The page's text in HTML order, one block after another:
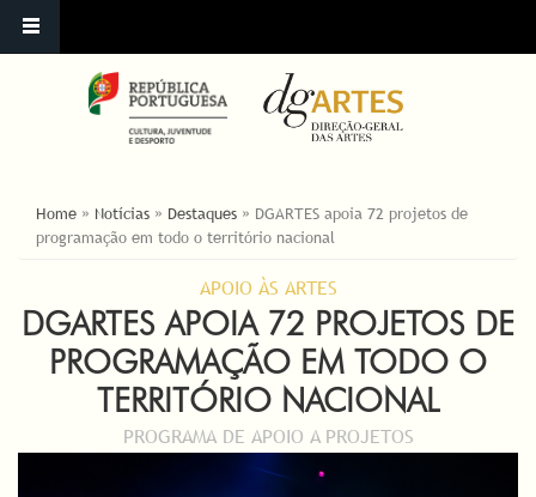
YOU ARE HERE
Home » Notícias » Destaques » DGARTES apoia 72 projetos de
programação em todo o território nacional
APOIO ÀS ARTES
DGARTES APOIA 72 PROJETOS DE
PROGRAMAÇÃO EM TODO O
TERRITÓRIO NACIONAL
PROGRAMA DE APOIO A PROJETOS